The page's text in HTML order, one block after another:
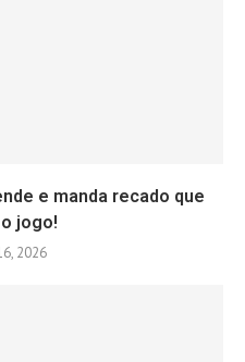
e manda recado que
jogo!
2026